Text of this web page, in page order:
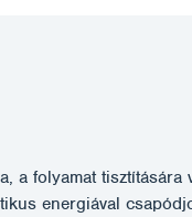
a folyamat tisztítására
energiával